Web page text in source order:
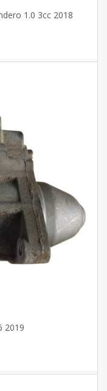
1.0 3cc 2018
2019